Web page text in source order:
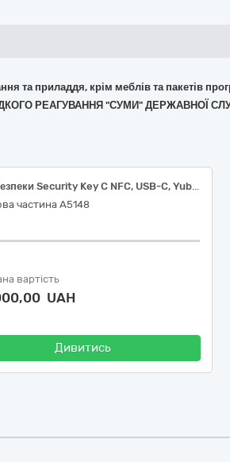
та приладдя, крім меблів та пакетів
РЕАГУВАННЯ "СУМИ" ДЕРЖАВНОЇ
Ключ безпеки Security Key C NFC, USB-C, Yubico
частина А5148
вартість
UAH
Дивитись